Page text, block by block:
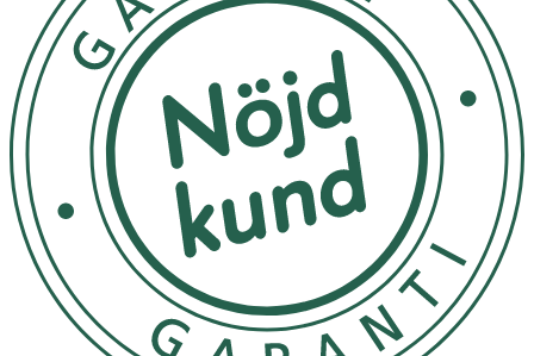
· Ultratunn anatomisk design
· Finns i fyra storlekar (övriga storlekar säljs
separat)
· Förväntad livslängd: cirka 6 månader
Användning
· Välj brösttrattstorlek enligt Medelas storleksguide.
· Montera och använd tillsammans medMedela Magic
InBra
enligt bruksanvisningen.
Förvaring